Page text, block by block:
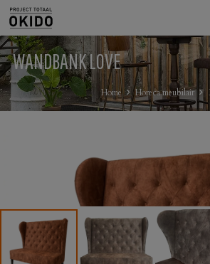
WANDBANK LOVE
Home Horeca meubilair